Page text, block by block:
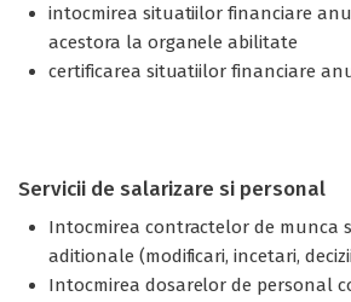
intocmirea situatiilor financiare
acestora la organele abilitate
certificarea situatiilor financiare
Servicii de salarizare si personal
Intocmirea contractelor de munca
aditionale (modificari, incetari,
Intocmirea dosarelor de personal